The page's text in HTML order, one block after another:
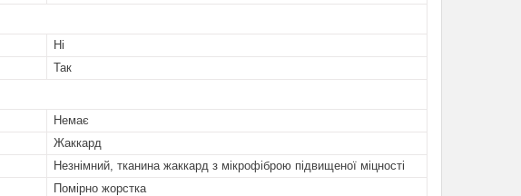
Ні
Так
Немає
Жаккард
Незнімний, тканина жаккард з мікрофіброю підвищеної міцності
Помірно жорстка